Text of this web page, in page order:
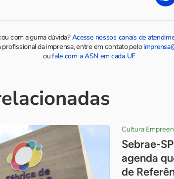
com alguma dúvida?Acesse nossos canais de
profissional da imprensa, entre em contato pelo
oufale com a ASN em cada UF
Cultura
Sebrae-
agenda
de